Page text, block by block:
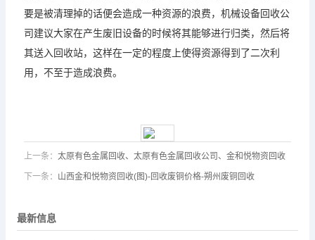
要是被清理掉的话便会造成一种资源的浪费，机械设备回收公
司建议大家在产生废旧设备的时候将其能够进行归类，然后将
其送入回收站，这样在一定的程度上使得资源得到了二次利
用，不至于造成浪费。
上一条： 太原有色金属回收、太原有色金属回收公司、金和悦物资回收
下一条： 山西金和悦物资回收(图)-回收废铜价格-朔州废铜回收
最新信息